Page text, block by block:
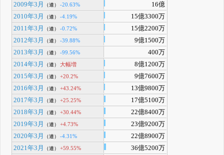
2009年3月
（連） -20.63%
16億
2010年3月
（連） -4.19%
15億3300万
2011年3月
（連） -0.72%
15億2200万
2012年3月
（連） -39.88%
9億1500万
2013年3月
（連） -99.56%
400万
2014年3月
（連） 大幅増
8億1200万
2015年3月
（連） +20.2%
9億7600万
2016年3月
（連） +43.24%
13億9800万
2017年3月
（連） +25.25%
17億5100万
2018年3月
（連） +30.44%
22億8400万
2019年3月
（連） +4.73%
23億9200万
2020年3月
（連） -4.31%
22億8900万
2021年3月
（連） +59.55%
36億5200万